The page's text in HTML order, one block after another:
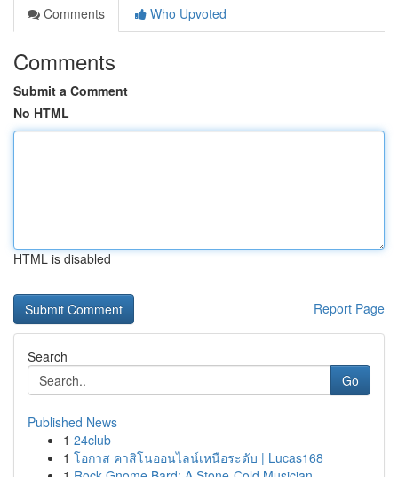
Comments
Who Upvoted
Comments
Submit a Comment
No HTML
HTML is disabled
Report Page
Search
Go
Published News
1 24club
1 โอกาส คาสิโนออนไลน์เหนือระดับ | Lucas168